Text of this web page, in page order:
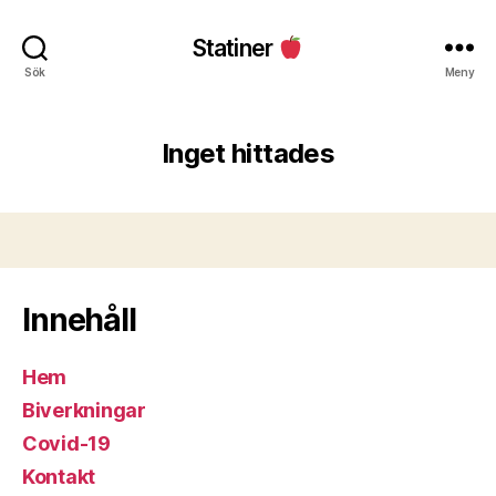
Sök
Statiner
Meny
Inget hittades
Innehåll
Hem
Biverkningar
Covid-19
Kontakt